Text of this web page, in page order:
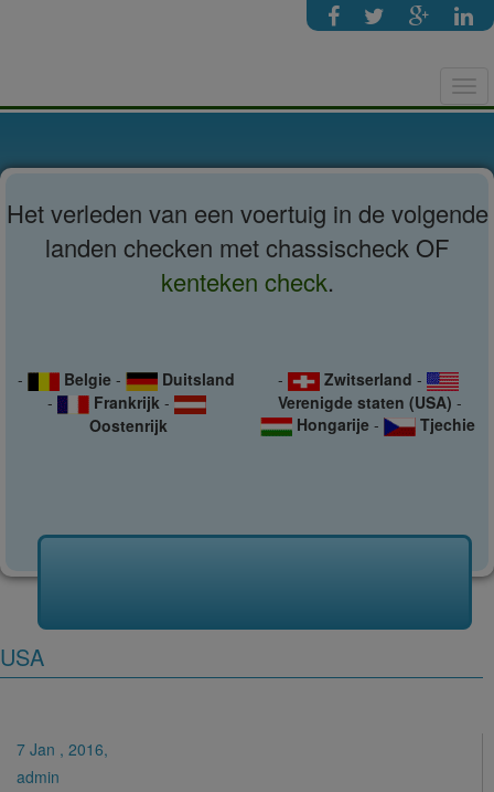
Het verleden van een voertuig in de volgende
landen checken met chassischeck OF
kenteken check.
- Belgie -
Duitsland
-
Frankrijk -
Oostenrijk
- Zwitserland -
Verenigde staten (USA) -
Hongarije - Tjechie
USA
7 Jan , 2016,
admin